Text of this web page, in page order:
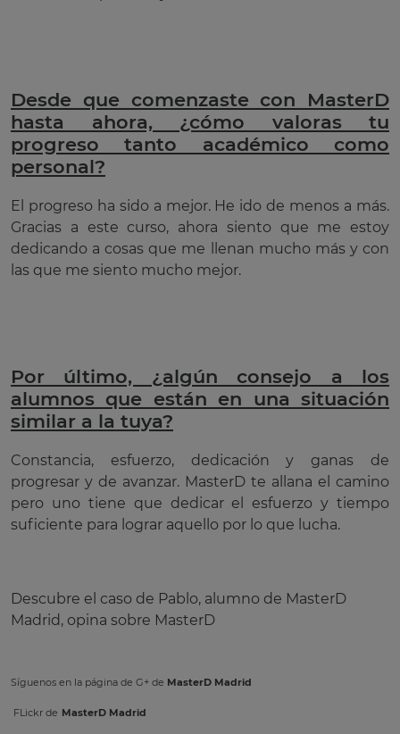
Desde que comenzaste con MasterD
hasta ahora, ¿cómo valoras tu
progreso tanto académico como
personal?
El progreso ha sido a mejor. He ido de menos a más.
Gracias a este curso, ahora siento que me estoy
dedicando a cosas que me llenan mucho más y con
las que me siento mucho mejor.
Por último, ¿algún consejo a los
alumnos que están en una situación
similar a la tuya?
Constancia, esfuerzo, dedicación y ganas de
progresar y de avanzar. MasterD te allana el camino
pero uno tiene que dedicar el esfuerzo y tiempo
suficiente para lograr aquello por lo que lucha.
Descubre el caso de Pablo, alumno de MasterD
Madrid, opina sobre MasterD
Síguenos en la página de G+ de MasterD Madrid
FLickr de MasterD Madrid